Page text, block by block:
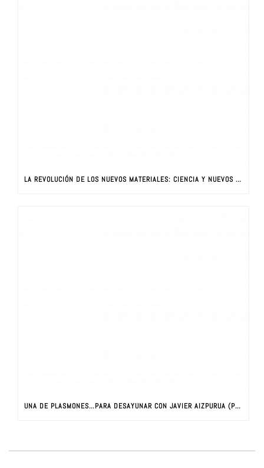
LA REVOLUCIÓN DE LOS NUEVOS MATERIALES: CIENCIA Y NUEVOS MATERIALES
UNA DE PLASMONES…PARA DESAYUNAR CON JAVIER AIZPURUA (PARTE I)